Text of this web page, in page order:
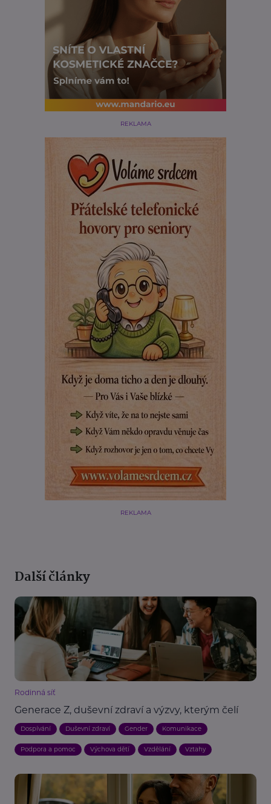
REKLAMA
REKLAMA
Další články
Rodinná síť
Generace Z, duševní zdraví a výzvy, kterým čelí
Dospívání Duševní zdraví Gender Komunikace
Podpora a pomoc Výchova dětí Vzdělání Vztahy